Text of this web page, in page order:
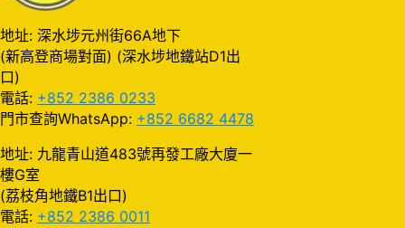
地址: 深水埗元州街66A地下
(新高登商場對面) (深水埗地鐵站D1出
口)
電話: +852 2386 0233
門市查詢WhatsApp: +852 6682 4478
地址: 九龍青山道483號再發工廠大廈一
樓G室
(荔枝角地鐵B1出口)
電話: +852 2386 0011